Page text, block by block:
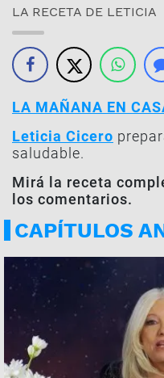
LA RECETA DE LETICIA
LA MAÑANA EN
Leticia Cicero
saludable.
Mirá la receta
los comentarios.
CAPÍTULOS